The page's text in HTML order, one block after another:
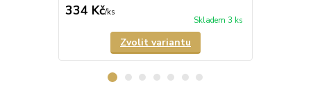
334 Kč/ks
Skladem 3 ks
Zvolit variantu